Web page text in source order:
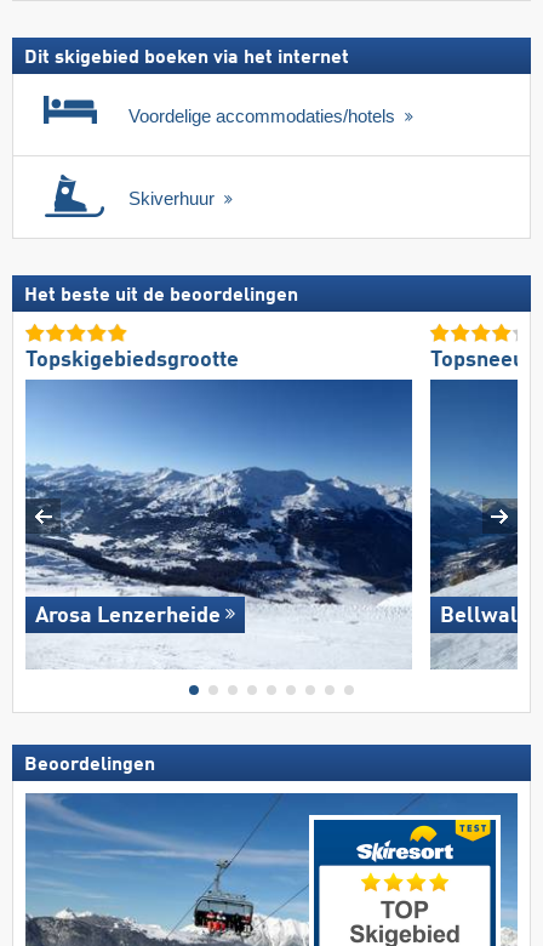
Dit skigebied boeken via het internet
Voordelige accommodaties/hotels
Skiverhuur
Het beste uit de beoordelingen
Topskigebiedsgrootte
Arosa Lenzerheide Bellwald
Beoordelingen